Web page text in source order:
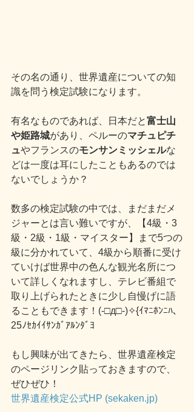
その名の通り、世界遺産についての知
識を問う検定試験になります。
有名なものであれば、日本だと富士山
や姫路城があり、ペルーのマチュピチ
ュやフランスのモンサンミッシェルな
どは一度は耳にしたこともあるのでは
ないでしょうか？
数多の検定試験の中では、まだまだメ
ジャーとは言い難いですが、【4級・3
級・2級・1級・マイスター】まで5つの
級に分かれていて、4級から順番に受け
ていけば世界中の色んな観光名所につ
いて詳しくなれますし、テレビ番組で
取り上げられたときに少し自慢げに語
ることもできます！ (-□д□-)✧{ｲﾏﾆﾎﾝﾆﾊ､
25ﾉｾｶｲｲｻﾝｶﾞｱﾙﾝﾀﾞﾖ
もし興味が出てきたら、世界遺産検定
のページリンク貼っておきますので、
ぜひぜひ！
世界遺産検定公式HP (sekaken.jp)